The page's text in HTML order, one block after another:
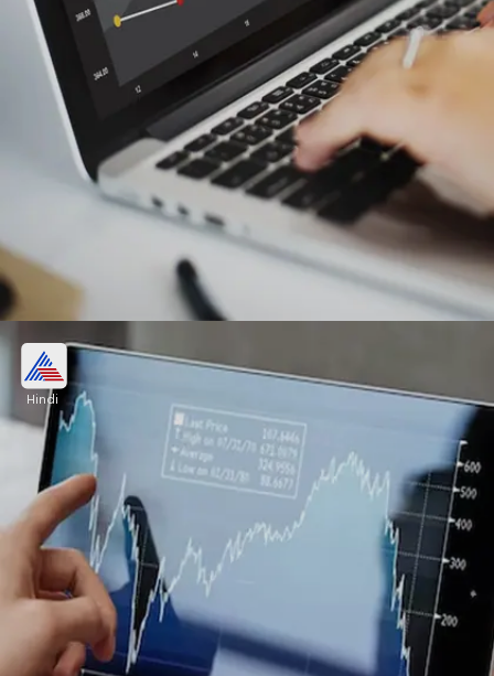
NSE पर इश्यू प्राइस से सिर्फ 4 रुपए बढ़कर हुआ
NSE पर इनोवा कैपटैब का आईपीओ 452.10 रुपये पर लिस्ट
हुआ। यानी इश्यू प्राइस के मुकाबले निवेशकों को हर एक शेयर पर
महज 4 रुपये का ही फायदा मिला।
Image credits: freepik
Hindi